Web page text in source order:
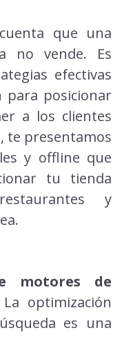
que una
no vende. Es
efectivas
para posicionar
a los clientes
te presentamos
y offline que
tu tienda
y
motores de
optimización
es una